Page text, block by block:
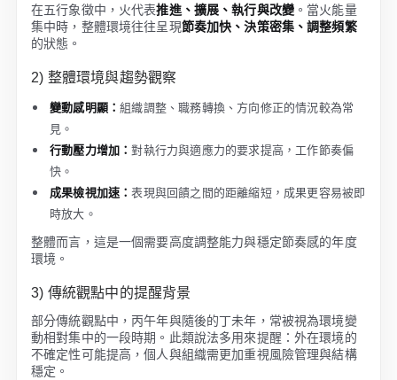
在五行象徵中，火代表推進、擴展、執行與改變。當火能量
集中時，整體環境往往呈現節奏加快、決策密集、調整頻繁
的狀態。
2) 整體環境與趨勢觀察
變動感明顯：組織調整、職務轉換、方向修正的情況較為常
見。
行動壓力增加：對執行力與適應力的要求提高，工作節奏偏
快。
成果檢視加速：表現與回饋之間的距離縮短，成果更容易被即
時放大。
整體而言，這是一個需要高度調整能力與穩定節奏感的年度
環境。
3) 傳統觀點中的提醒背景
部分傳統觀點中，丙午年與隨後的丁未年，常被視為環境變
動相對集中的一段時期。此類說法多用來提醒：外在環境的
不確定性可能提高，個人與組織需更加重視風險管理與結構
穩定。